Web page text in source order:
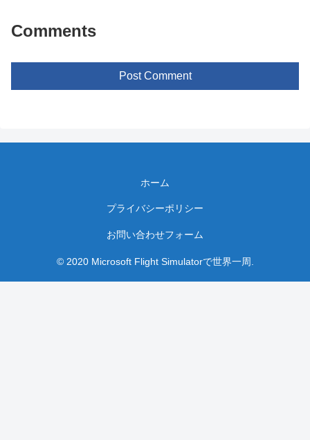
Comments
Post Comment
ホーム
プライバシーポリシー
お問い合わせフォーム
© 2020 Microsoft Flight Simulatorで世界一周.